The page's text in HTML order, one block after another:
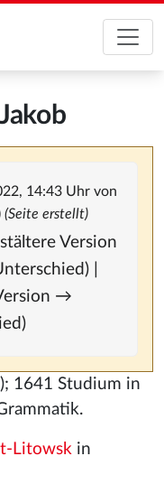
14:43 Uhr von
(Seite erstellt)
Version
|
→
1641 Studium in
Litowsk in